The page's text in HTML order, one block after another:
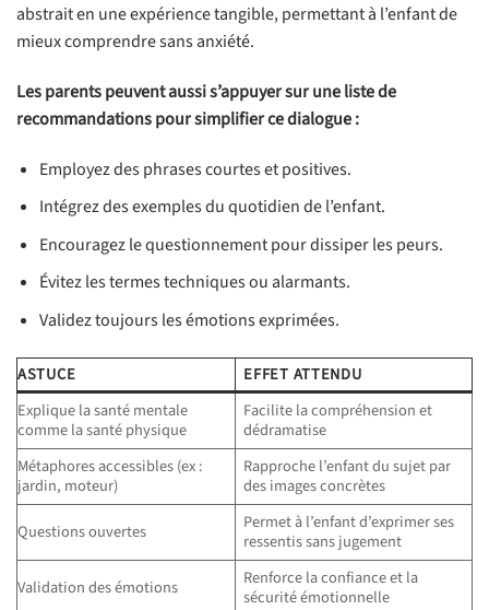
abstrait en une expérience tangible, permettant à l’enfant de
mieux comprendre sans anxiété.
Les parents peuvent aussi s’appuyer sur une liste de
recommandations pour simplifier ce dialogue :
Employez des phrases courtes et positives.
Intégrez des exemples du quotidien de l’enfant.
Encouragez le questionnement pour dissiper les peurs.
Évitez les termes techniques ou alarmants.
Validez toujours les émotions exprimées.
ASTUCE
EFFET ATTENDU
Explique la santé mentale
comme la santé physique
Facilite la compréhension et
dédramatise
Métaphores accessibles (ex :
jardin, moteur)
Rapproche l’enfant du sujet par
des images concrètes
Questions ouvertes
Permet à l’enfant d’exprimer ses
ressentis sans jugement
Validation des émotions
Renforce la confiance et la
sécurité émotionnelle